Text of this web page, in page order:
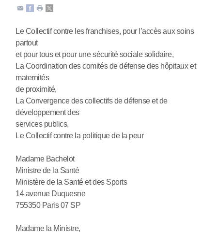
Le Collectif contre les franchises, pour l’accès aux soins
partout
et pour tous et pour une sécurité sociale solidaire,
La Coordination des comités de défense des hôpitaux et
maternités
de proximité,
La Convergence des collectifs de défense et de
développement des
services publics,
Le Collectif contre la politique de la peur
Madame Bachelot
Ministre de la Santé
Ministère de la Santé et des Sports
14 avenue Duquesne
755350 Paris 07 SP
Madame la Ministre,